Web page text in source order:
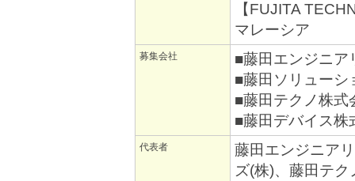
【FUJITA
マレーシア
募集会社
■藤田エンジニア
■藤田ソリューシ
■藤田テクノ株式
■藤田デバイス株
代表者
藤田エンジニア
ズ(株)、藤田テク